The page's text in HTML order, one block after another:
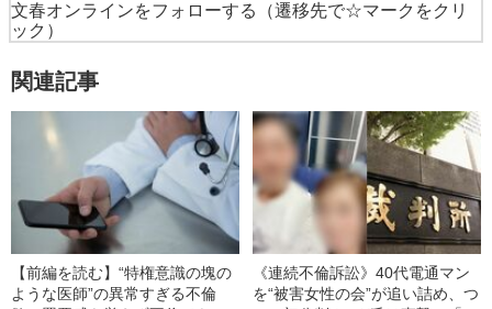
文春オンラインをフォローする
（遷移先で☆マークをクリ
ック）
関連記事
【前編を読む】“特権意識の塊の
ような医師”の異常すぎる不倫
《連続不倫訴訟》40代電通マン
を“被害女性の会”が追い詰め、つ